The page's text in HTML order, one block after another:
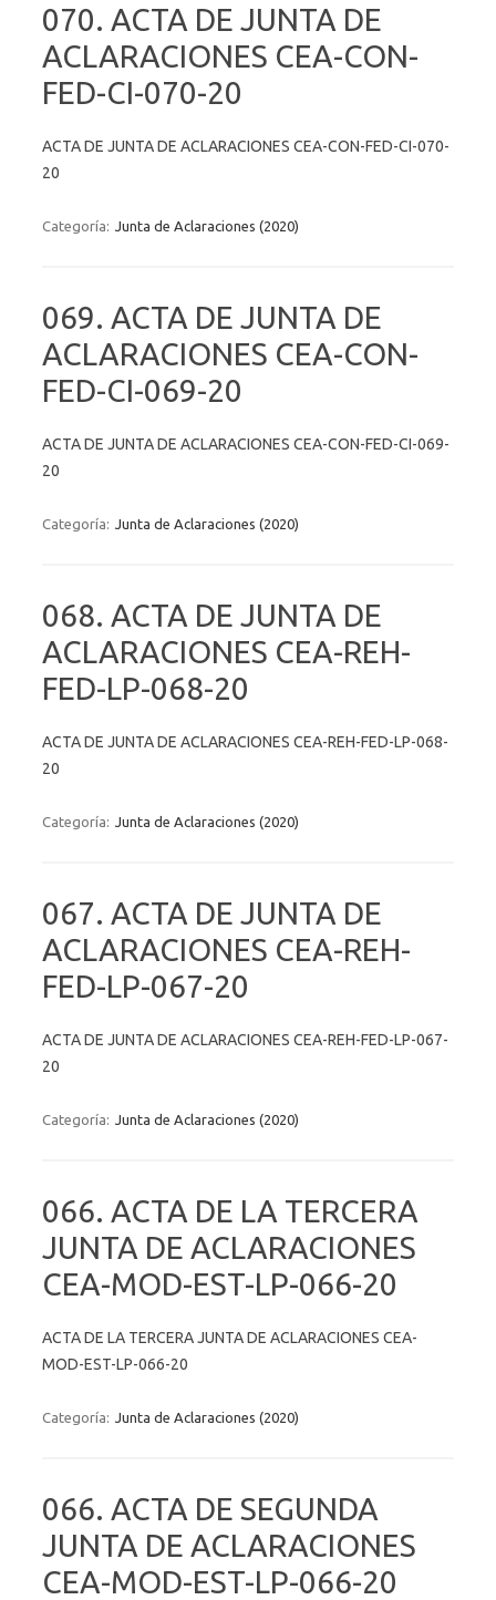
070. ACTA DE JUNTA DE
ACLARACIONES CEA-CON-
FED-CI-070-20
ACTA DE JUNTA DE ACLARACIONES CEA-CON-FED-CI-070-
20
Categoría: Junta de Aclaraciones (2020)
069. ACTA DE JUNTA DE
ACLARACIONES CEA-CON-
FED-CI-069-20
ACTA DE JUNTA DE ACLARACIONES CEA-CON-FED-CI-069-
20
Categoría: Junta de Aclaraciones (2020)
068. ACTA DE JUNTA DE
ACLARACIONES CEA-REH-
FED-LP-068-20
ACTA DE JUNTA DE ACLARACIONES CEA-REH-FED-LP-068-
20
Categoría: Junta de Aclaraciones (2020)
067. ACTA DE JUNTA DE
ACLARACIONES CEA-REH-
FED-LP-067-20
ACTA DE JUNTA DE ACLARACIONES CEA-REH-FED-LP-067-
20
Categoría: Junta de Aclaraciones (2020)
066. ACTA DE LA TERCERA
JUNTA DE ACLARACIONES
CEA-MOD-EST-LP-066-20
ACTA DE LA TERCERA JUNTA DE ACLARACIONES CEA-
MOD-EST-LP-066-20
Categoría: Junta de Aclaraciones (2020)
066. ACTA DE SEGUNDA
JUNTA DE ACLARACIONES
CEA-MOD-EST-LP-066-20